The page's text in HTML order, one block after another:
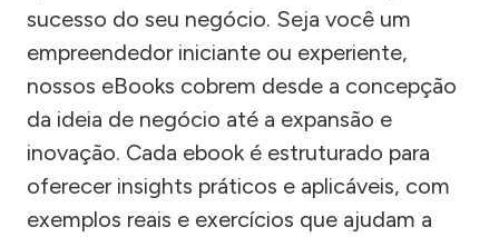
sucesso do seu negócio. Seja você um
empreendedor iniciante ou experiente,
nossos eBooks cobrem desde a concepção
da ideia de negócio até a expansão e
inovação. Cada ebook é estruturado para
oferecer insights práticos e aplicáveis, com
exemplos reais e exercícios que ajudam a